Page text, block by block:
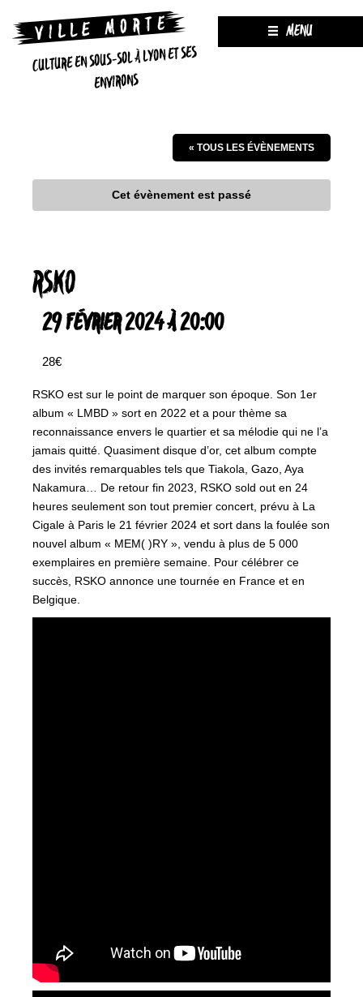
CULTURE EN SOUS-SOL À LYON ET SES
ENVIRONS
MENU
« TOUS LES ÉVÈNEMENTS
Cet évènement est passé
RSKO
29 FÉVRIER 2024 À 20:00
28€
RSKO est sur le point de marquer son époque. Son 1er
album « LMBD » sort en 2022 et a pour thème sa
reconnaissance envers le quartier et sa mélodie qui ne l’a
jamais quitté. Quasiment disque d’or, cet album compte
des invités remarquables tels que Tiakola, Gazo, Aya
Nakamura… De retour fin 2023, RSKO sold out en 24
heures seulement son tout premier concert, prévu à La
Cigale à Paris le 21 février 2024 et sort dans la foulée son
nouvel album « MEM( )RY », vendu à plus de 5 000
exemplaires en première semaine. Pour célébrer ce
succès, RSKO annonce une tournée en France et en
Belgique.